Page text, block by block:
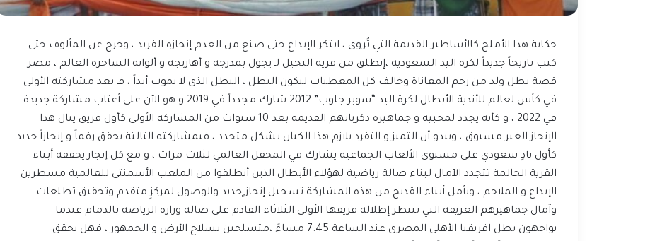
حكاية هذا الأملح كالأساطير القديمة التي تُروى ، ابتكر الإبداع حتى صنع من العدم إنجازه الفريد ، وخرج عن المألوف حتى
كتب تاريخاً جديداً لكرة اليد السعودية ،إنطلق من قرية النخيل لـ يجول بمدرجه و أهازيجه و ألوانه الساحرة العالم ، مضر
قصة بطل ولد من رحم المعاناة وخالف كل المعطيات ليكون البطل ، البطل الذي لا يموت أبداً ، فـ بعد مشاركته الأولى
في كأس لعالم للأندية الأبطال لكرة اليد “سوبر جلوب” 2012 شارك مجدداً في 2019 و هو الآن على أعتاب مشاركة جديدة
في 2022 ، و كأنه يجدد لمحبيه و جماهيره ذكرياتهم القديمة بعد 10 سنوات من المشاركة الأولى كأول فريق ينال هذا
الإنجاز الغير مسبوق ، ويبدو أن التميز و التفرد يلازم هذا الكيان بشكل متجدد ، فبمشاركته الثالثة يحقق رقماً و إنجازاً جديد
كأول نادٍ سعودي على مستوى الألعاب الجماعية يشارك في المحفل العالمي لثلاث مرات ، و مع كل إنجاز يحققه أبناء
القرية الحالمة تتجدد الآمال لبناء صالة رياضية لهؤلاء الأبطال الذين أنطلقوا من الملعب الأسمنتي للعالمية مسطرين
الإبداع و الملاحم ، ويأمل أبناء القديح من هذه المشاركة تسجيل إنجاز ٍجديد والوصول لمركزٍ متقدم وتحقيق تطلعات
وآمال جماهيرهم العريقة التي تنتظر إطلالة فريقها الأولى الثلاثاء القادم على صالة وزارة الرياضة بالدمام عندما
يواجهون بطل افريقيا الأهلي المصري عند الساعة 7:45 مساءً ،متسلحين بسلاح الأرض و الجمهور ، فهل يحقق